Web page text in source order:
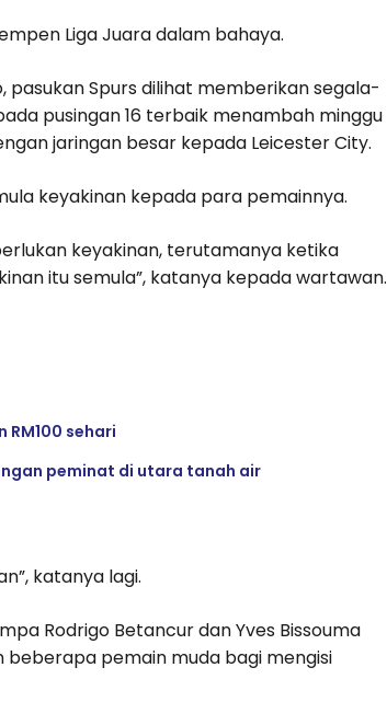
Liga Juara dalam bahaya.
pasukan Spurs dilihat memberikan segala-
pusingan 16 terbaik menambah minggu
jaringan besar kepada Leicester City.
keyakinan kepada para pemainnya.
keyakinan, terutamanya ketika
itu semula”, katanya kepada wartawan.
RM100 sehari
peminat di utara tanah air
katanya lagi.
Rodrigo Betancur dan Yves Bissouma
pemain muda bagi mengisi